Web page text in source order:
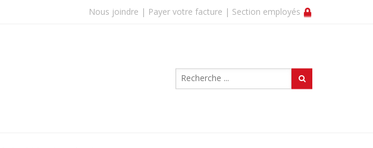
Nous joindre | Payer votre facture | Section employés